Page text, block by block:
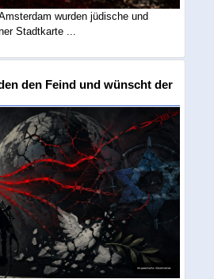
wurden jüdische und
Stadtkarte ...
den Feind und wünscht der